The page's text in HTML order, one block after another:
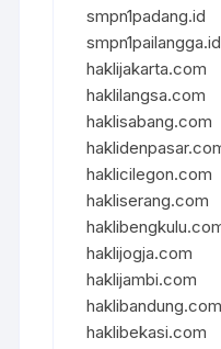
smpn1padang.id
smpn1pailangga.id
haklijakarta.com
haklilangsa.com
haklisabang.com
haklicilegon.com
hakliserang.com
haklijogja.com
haklijambi.com
haklibandung.com
haklibekasi.com